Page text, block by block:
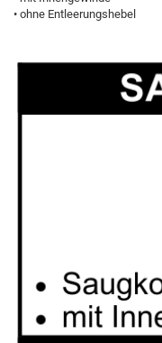
• ohne Entleerungshebel